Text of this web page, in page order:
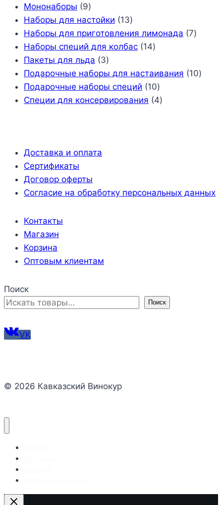
Мононаборы 99
товаров
Наборы для настойки 1313
товаров
Наборы для приготовления лимонада 77
Наборы специй для колбас 1414
Пакеты для льда 33
товара
Подарочные наборы для настаивания 1010
Подарочные наборы специй 1010
товаров
Специи для консервирования 44
Доставка и оплата
Сертификаты
Договор оферты
Согласие на обработку персональных данных
Контакты
Магазин
Корзина
Оптовым клиентам
Поиск
Поиск
VK
© 2026 Кавказский Винокур